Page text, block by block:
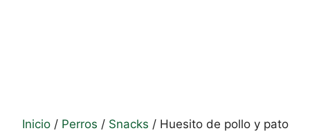
Inicio/ Perros / Snacks / Huesito de pollo y pato